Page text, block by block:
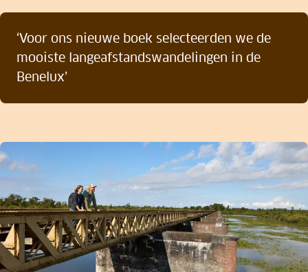
‘Voor ons nieuwe boek selecteerden we de
mooiste langeafstandswandelingen in de
Benelux’